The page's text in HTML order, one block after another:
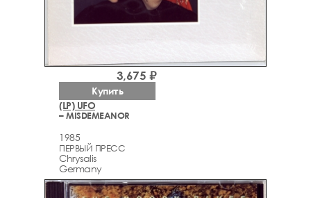
(LP) UFO
– MISDEMEANOR
1985
ПЕРВЫЙ ПРЕСС
Chrysalis
Germany
3,675 ₽
Купить